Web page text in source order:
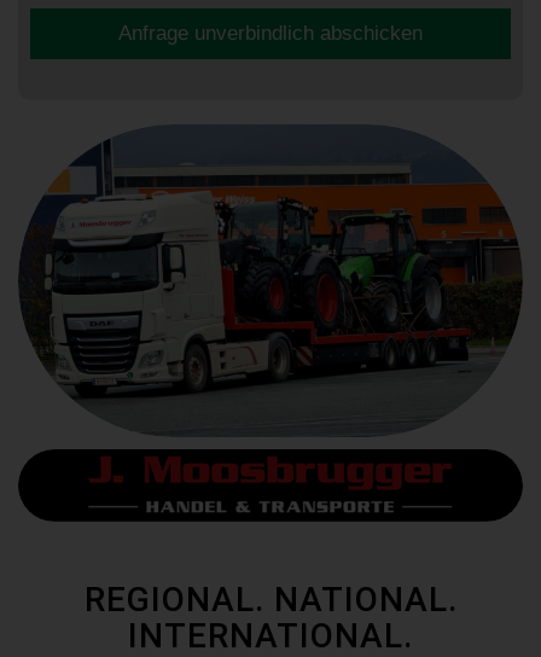
Anfrage unverbindlich abschicken
REGIONAL. NATIONAL.
INTERNATIONAL.